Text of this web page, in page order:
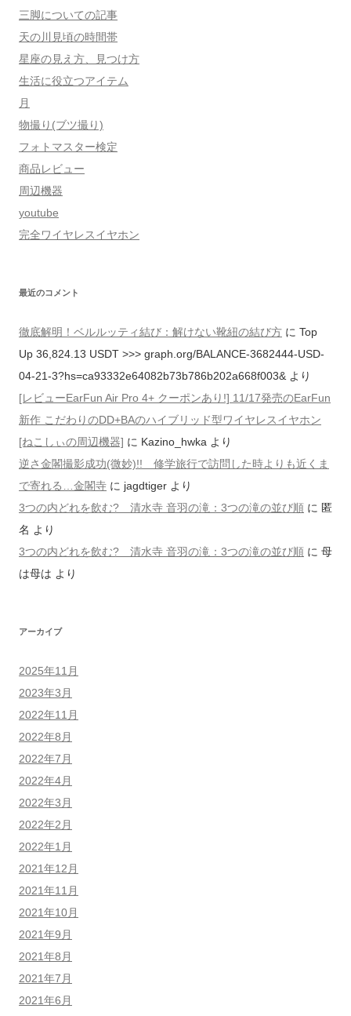
三脚についての記事
天の川見頃の時間帯
星座の見え方、見つけ方
生活に役立つアイテム
月
物撮り(ブツ撮り)
フォトマスター検定
商品レビュー
周辺機器
youtube
完全ワイヤレスイヤホン
最近のコメント
徹底解明！ベルルッティ結び：解けない靴紐の結び方 に Top
Up 36,824.13 USDT >>> graph.org/BALANCE-3682444-USD-
04-21-3?hs=ca93332e64082b73b786b202a668f003& より
[レビューEarFun Air Pro 4+ クーポンあり!] 11/17発売のEarFun
新作 こだわりのDD+BAのハイブリッド型ワイヤレスイヤホン
[ねこしぃの周辺機器] に Kazino_hwka より
逆さ金閣撮影成功(微妙)!! 修学旅行で訪問した時よりも近くま
で寄れる…金閣寺 に jagdtiger より
3つの内どれを飲む? 清水寺 音羽の滝：3つの滝の並び順 に 匿
名 より
3つの内どれを飲む? 清水寺 音羽の滝：3つの滝の並び順 に 母
は母は より
アーカイブ
2025年11月
2023年3月
2022年11月
2022年8月
2022年7月
2022年4月
2022年3月
2022年2月
2022年1月
2021年12月
2021年11月
2021年10月
2021年9月
2021年8月
2021年7月
2021年6月